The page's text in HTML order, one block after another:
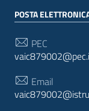
POSTA
PEC
Email